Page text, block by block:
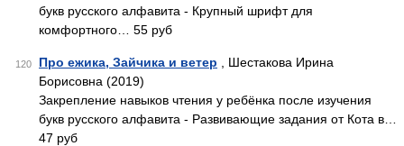
букв русского алфавита - Крупный шрифт для
комфортного… 55 руб
120 Про ежика, Зайчика и ветер , Шестакова Ирина
Борисовна (2019)
Закрепление навыков чтения у ребёнка после изучения
букв русского алфавита - Развивающие задания от Кота в…
47 руб